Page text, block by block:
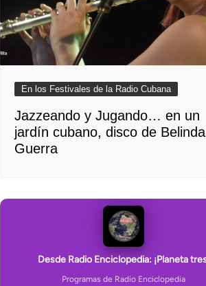
En los Festivales de la Radio Cubana
Jazzeando y Jugando… en un
jardín cubano, disco de Belinda
Guerra